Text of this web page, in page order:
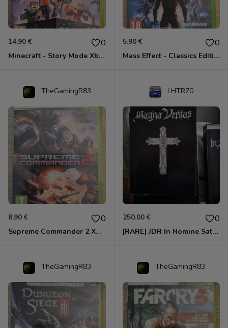
14.90 € 0
Minecraft - Story Mode Xbox 360
5.90 € 0
Mass Effect - Classics Edition Xbox 360
TheGamingR83
8.90 € 0
Supreme Commander 2 Xbox 360
LHTR70
250.00 € 0
[RARE] JDR In Nomine Satanis / Magna Veritas – 1ère Édition BOÎTE (DOS BLANC, 1989) - CROC / Siroz
TheGamingR83 TheGamingR83